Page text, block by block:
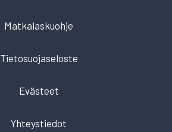
Matkalaskuohje
Tietosuojaseloste
Evästeet
Yhteystiedot